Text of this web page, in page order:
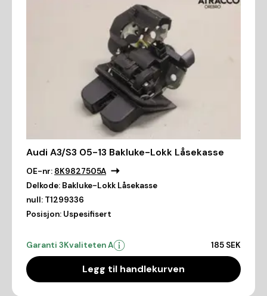
Audi A3/S3 05-13 Bakluke-Lokk Låsekasse
OE-nr: 8K9827505A
Delkode: Bakluke-Lokk Låsekasse
null: T1299336
Posisjon: Uspesifisert
Garanti 3Kvaliteten A 185 SEK
Legg til handlekurven